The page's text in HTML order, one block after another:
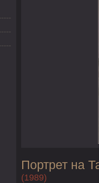
Портрет на
(1989)